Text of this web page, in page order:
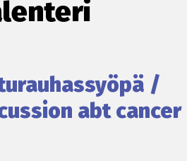
/
abt cancer